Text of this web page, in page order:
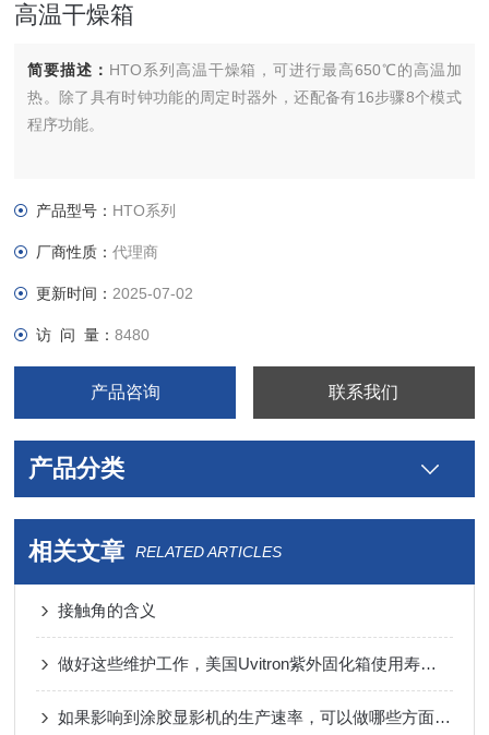
高温干燥箱
简要描述： HTO系列高温干燥箱，可进行最高650℃的高温加
热。除了具有时钟功能的周定时器外，还配备有16步骤8个模式
程序功能。
产品型号： HTO系列
厂商性质：代理商
更新时间： 2025-07-02
访 问 量：8480
产品咨询 联系我们
产品分类
相关文章 RELATED ARTICLES
接触角的含义
做好这些维护工作，美国Uvitron紫外固化箱使用寿命会更长
如果影响到涂胶显影机的生产速率，可以做哪些方面的改进